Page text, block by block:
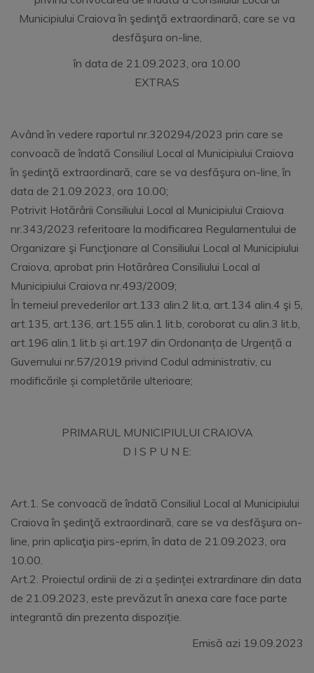
Municipiului Craiova în şedinţă extraordinară, care se va
desfăşura on-line,
în data de 21.09.2023, ora 10.00
EXTRAS
Având în vedere raportul nr.320294/2023 prin care se
convoacă de îndată Consiliul Local al Municipiului Craiova
în şedinţă extraordinară, care se va desfăşura on-line, în
data de 21.09.2023, ora 10.00;
Potrivit Hotărârii Consiliului Local al Municipiului Craiova
nr.343/2023 referitoare la modificarea Regulamentului de
Organizare şi Funcţionare al Consiliului Local al Municipiului
Craiova, aprobat prin Hotărârea Consiliului Local al
Municipiului Craiova nr.493/2009;
În temeiul prevederilor art.133 alin.2 lit.a, art.134 alin.4 şi 5,
art.135, art.136, art.155 alin.1 lit.b, coroborat cu alin.3 lit.b,
art.196 alin.1 lit.b și art.197 din Ordonanța de Urgență a
Guvernului nr.57/2019 privind Codul administrativ, cu
modificările și completările ulterioare;
PRIMARUL MUNICIPIULUI CRAIOVA
D I S P U N E:
Art.1. Se convoacă de îndată Consiliul Local al Municipiului
Craiova în şedinţă extraordinară, care se va desfăşura on-
line, prin aplicaţia pirs-eprim, în data de 21.09.2023, ora
10.00.
Art.2. Proiectul ordinii de zi a ședinței extrardinare din data
de 21.09.2023, este prevăzut în anexa care face parte
integrantă din prezenta dispoziție.
Emisă azi 19.09.2023